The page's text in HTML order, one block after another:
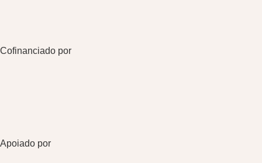
Cofinanciado por
Apoiado por